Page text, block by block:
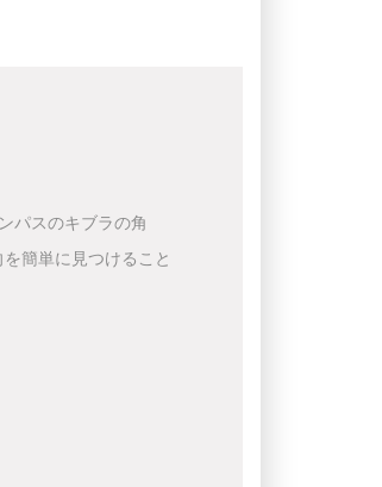
パスのキブラの角
簡単に見つけること